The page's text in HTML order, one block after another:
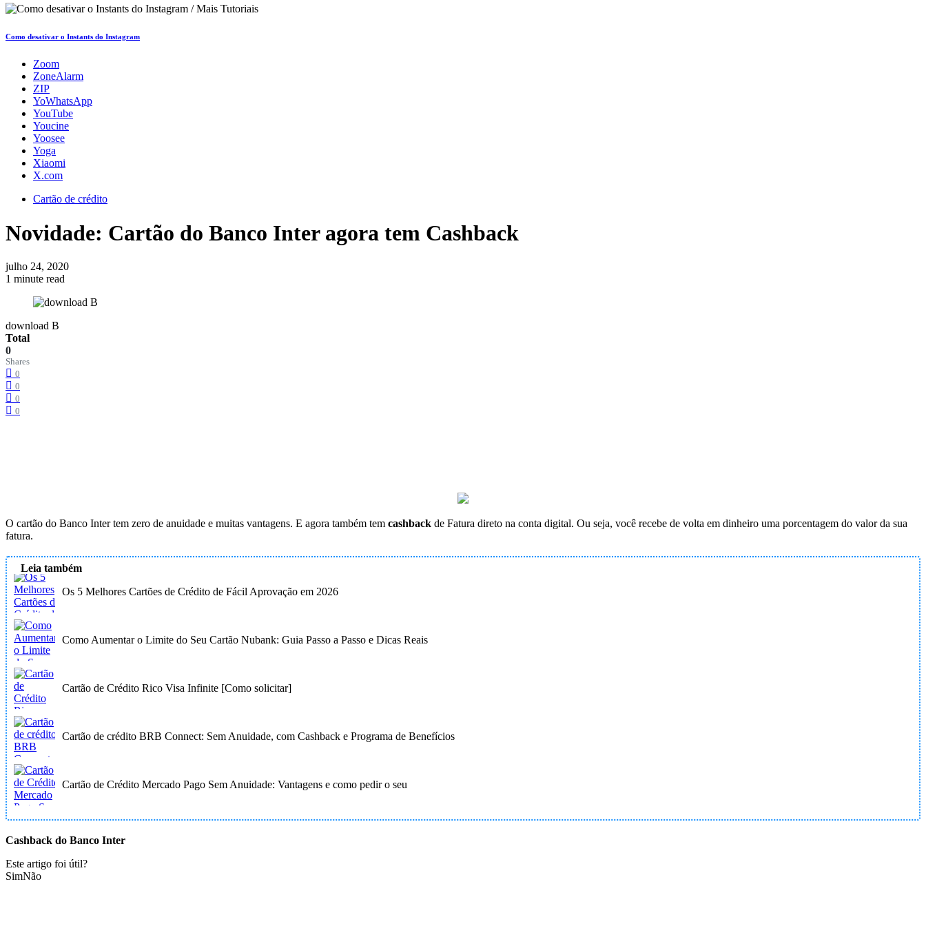
Como desativar o Instants do Instagram
Zoom
ZoneAlarm
ZIP
YoWhatsApp
YouTube
Youcine
Yoosee
Yoga
Xiaomi
X.com
Cartão de crédito
Novidade: Cartão do Banco Inter agora tem Cashback
julho 24, 2020
1 minute read
download B
Total
0
Shares
0
0
0
0
O cartão do Banco Inter tem zero de anuidade e muitas vantagens. E agora também tem cashback de Fatura direto na conta digital. Ou seja, você recebe de volta em dinheiro uma porcentagem do valor da sua
fatura.
Leia também
Os 5 Melhores Cartões de Crédito de Fácil Aprovação em 2026
Como Aumentar o Limite do Seu Cartão Nubank: Guia Passo a Passo e Dicas Reais
Cartão de Crédito Rico Visa Infinite [Como solicitar]
Cartão de crédito BRB Connect: Sem Anuidade, com Cashback e Programa de Benefícios
Cartão de Crédito Mercado Pago Sem Anuidade: Vantagens e como pedir o seu
Cashback do Banco Inter
Este artigo foi útil?
SimNão